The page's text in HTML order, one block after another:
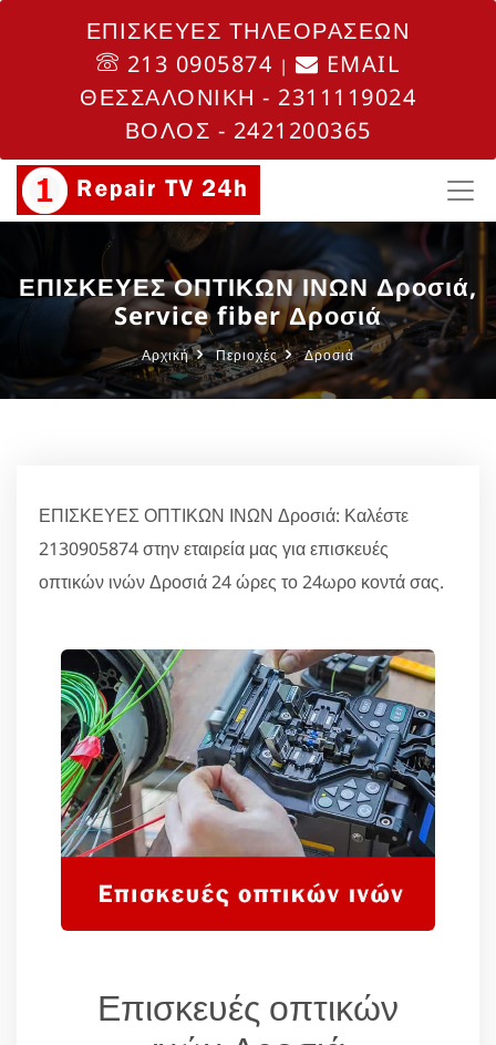
ΕΠΙΣΚΕΥΕΣ ΤΗΛΕΟΡΑΣΕΩΝ
213 0905874 |
EMAIL
ΘΕΣΣΑΛΟΝΙΚΗ - 2311119024
ΒΟΛΟΣ - 2421200365
ΕΠΙΣΚΕΥΕΣ ΟΠΤΙΚΩΝ ΙΝΩΝ Δροσιά,
Service fiber Δροσιά
Αρχική Περιοχές Δροσιά
ΕΠΙΣΚΕΥΕΣ ΟΠΤΙΚΩΝ ΙΝΩΝ Δροσιά: Καλέστε
2130905874 στην εταιρεία μας για επισκευές
οπτικών ινών Δροσιά 24 ώρες το 24ωρο κοντά σας.
Επισκευές οπτικών